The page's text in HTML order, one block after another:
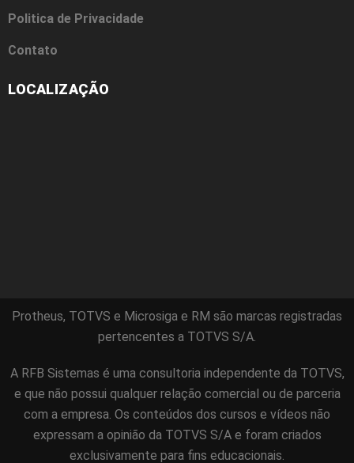
Politica de Privacidade
Contato
LOCALIZAÇÃO
Protheus, TOTVS e Microsiga e RM são marcas registradas
pertencentes a TOTVS S/A.
A RFB Sistemas é uma consultoria independente da TOTVS,
e que não possui qualquer relação comercial ou de parceria
com a empresa. Os conteúdos dos cursos e vídeos não
expressam a opinião da TOTVS S/A e foram criados
exclusivamente para fins educacionais.